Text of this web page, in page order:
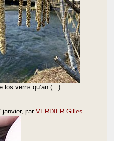
los vèrns qu’an (…)
janvier, par VERDIER Gilles